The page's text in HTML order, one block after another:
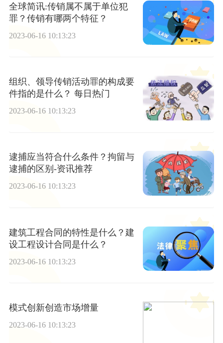
全球简讯:传销属不属于单位犯
罪？传销有哪两个特征？
2023-06-16 10:13:23
组织、领导传销活动罪的构成要
件指的是什么？ 每日热门
2023-06-16 10:13:23
逮捕应当符合什么条件？拘留与
逮捕的区别-资讯推荐
2023-06-16 10:13:23
建筑工程合同的特性是什么？建
设工程设计合同是什么？
2023-06-16 10:13:23
模式创新创造市场增量
2023-06-16 10:13:23